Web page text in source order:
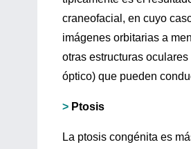
craneofacial, en cuyo
imágenes orbitarias a
otras estructuras
óptico) que pueden
> Ptosis
La ptosis congénita es